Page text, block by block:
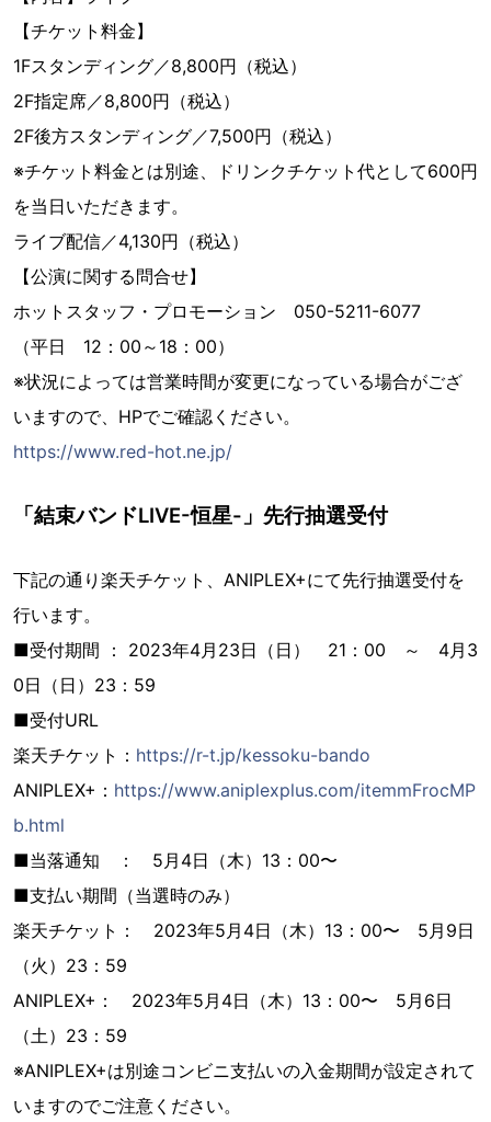
【チケット料金】
1Fスタンディング／8,800円（税込）
2F指定席／8,800円（税込）
2F後方スタンディング／7,500円（税込）
※チケット料金とは別途、ドリンクチケット代として600円
を当日いただきます。
ライブ配信／4,130円（税込）
【公演に関する問合せ】
ホットスタッフ・プロモーション 050-5211-6077
（平日 12：00～18：00）
※状況によっては営業時間が変更になっている場合がござ
いますので、HPでご確認ください。
https://www.red-hot.ne.jp/
「結束バンドLIVE-恒星-」先行抽選受付
下記の通り楽天チケット、ANIPLEX+にて先行抽選受付を
行います。
■受付期間 ： 2023年4月23日（日） 21：00 ～ 4月3
0日（日）23：59
■受付URL
楽天チケット： https://r-t.jp/kessoku-bando
ANIPLEX+： https://www.aniplexplus.com/itemmFrocMP
b.html
■当落通知 ： 5月4日（木）13：00〜
■支払い期間（当選時のみ）
楽天チケット： 2023年5月4日（木）13：00〜 5月9日
（火）23：59
ANIPLEX+： 2023年5月4日（木）13：00〜 5月6日
（土）23：59
※ANIPLEX+は別途コンビニ支払いの入金期間が設定されて
いますのでご注意ください。